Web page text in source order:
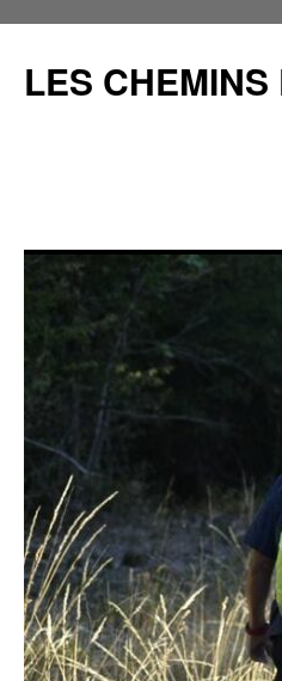
contenu
LES